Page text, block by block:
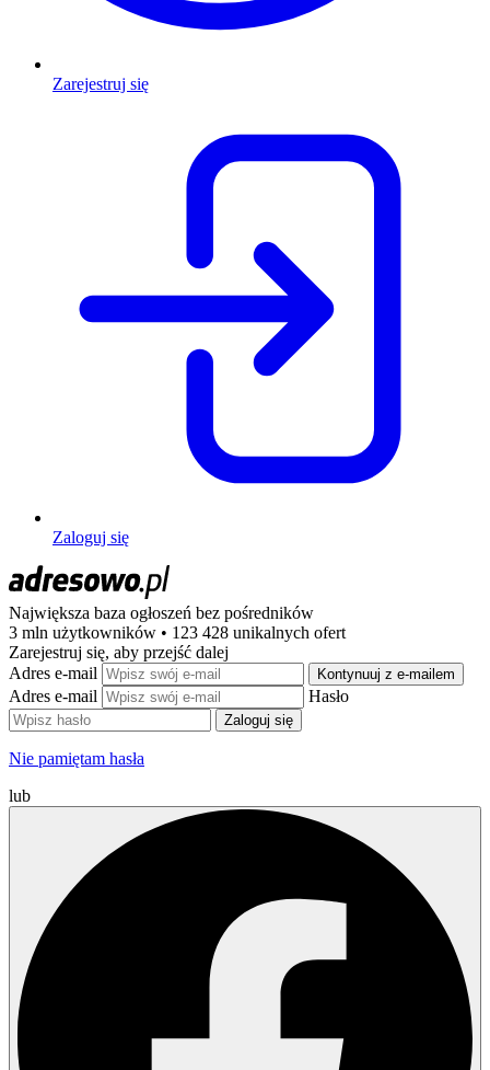
Zarejestruj się
Zaloguj się
Największa baza ogłoszeń bez pośredników
3 mln użytkowników • 123 428 unikalnych ofert
Zarejestruj się, aby przejść dalej
Adres e-mail
Kontynuuj z e-mailem
Adres e-mail Hasło
Zaloguj się
Nie pamiętam hasła
lub